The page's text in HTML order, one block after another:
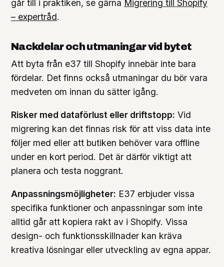
går till i praktiken, se gärna Migrering till Shopify
– expertråd.
Nackdelar och utmaningar vid bytet
Att byta från e37 till Shopify innebär inte bara
fördelar. Det finns också utmaningar du bör vara
medveten om innan du sätter igång.
Risker med dataförlust eller driftstopp: Vid
migrering kan det finnas risk för att viss data inte
följer med eller att butiken behöver vara offline
under en kort period. Det är därför viktigt att
planera och testa noggrant.
Anpassningsmöjligheter: E37 erbjuder vissa
specifika funktioner och anpassningar som inte
alltid går att kopiera rakt av i Shopify. Vissa
design- och funktionsskillnader kan kräva
kreativa lösningar eller utveckling av egna appar.